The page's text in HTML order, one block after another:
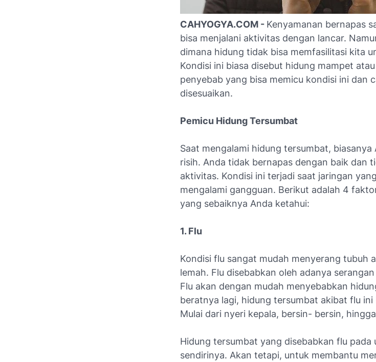
CAHYOGYA.COM - Kenyamanan bernapas
bisa menjalani aktivitas dengan lancar.
dimana hidung tidak bisa memfasilitasi kita
Kondisi ini biasa disebut hidung mampet
penyebab yang bisa memicu kondisi ini dan
disesuaikan.
Pemicu Hidung Tersumbat
Saat mengalami hidung tersumbat, biasanya
risih. Anda tidak bernapas dengan baik dan
aktivitas. Kondisi ini terjadi saat jaringan
mengalami gangguan. Berikut adalah 4
yang sebaiknya Anda ketahui:
1. Flu
Kondisi flu sangat mudah menyerang tubuh
lemah. Flu disebabkan oleh adanya
Flu akan dengan mudah menyebabkan
beratnya lagi, hidung tersumbat akibat flu ini
Mulai dari nyeri kepala, bersin- bersin,
Hidung tersumbat yang disebabkan flu pada
sendirinya. Akan tetapi, untuk membantu